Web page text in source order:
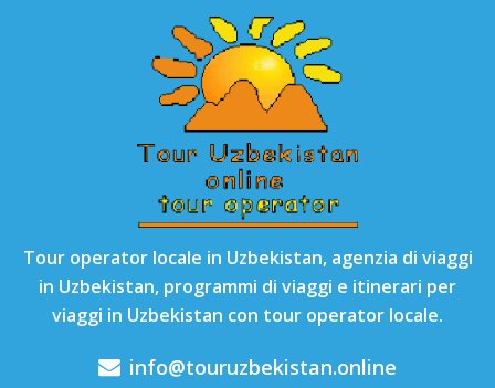
Tour operator locale in Uzbekistan, agenzia di viaggi
in Uzbekistan, programmi di viaggi e itinerari per
viaggi in Uzbekistan con tour operator locale.
info@touruzbekistan.online